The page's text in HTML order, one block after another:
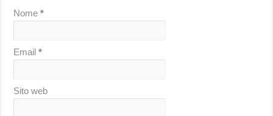
Nome*
Email*
Sito web